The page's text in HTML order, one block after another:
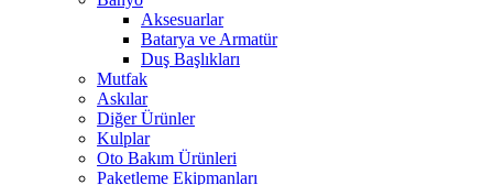
Aksesuarlar
Batarya ve Armatür
Duş Başlıkları
Mutfak
Askılar
Diğer Ürünler
Kulplar
Oto Bakım Ürünleri
Paketleme Ekipmanları